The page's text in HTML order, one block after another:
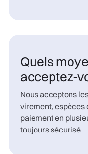
Quels
acceptez-
Nous acceptons
virement, espèces
paiement en
toujours sécurisé.